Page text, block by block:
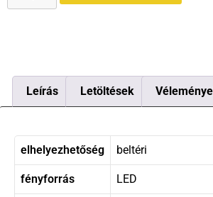
Leírás Letöltések
elhelyezhetőség beltéri
fényforrás LED